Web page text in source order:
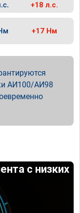
+18 л.с.
+17 Нм
АИ100/АИ98
с низких